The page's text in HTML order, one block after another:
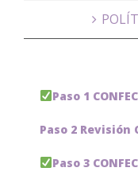
Paso 1
Paso 2 Revisión
Paso 3